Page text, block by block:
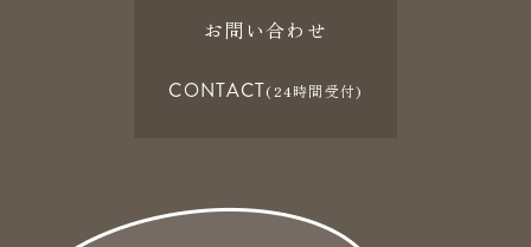
お問い合わせ
CONTACT(24時間受付)